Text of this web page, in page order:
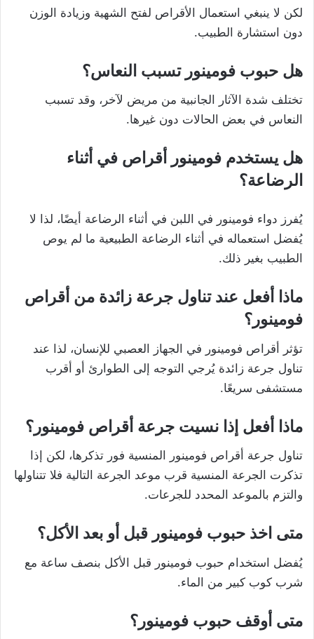
لكن لا ينبغي استعمال الأقراص لفتح الشهية وزيادة الوزن
دون استشارة الطبيب.
هل حبوب فومينور تسبب النعاس؟
تختلف شدة الآثار الجانبية من مريض لآخر، وقد تسبب
النعاس في بعض الحالات دون غيرها.
هل يستخدم فومينور أقراص في أثناء
الرضاعة؟
يُفرز دواء فومينور في اللبن في أثناء الرضاعة أيضًا، لذا لا
يُفضل استعماله في أثناء الرضاعة الطبيعية ما لم يوص
الطبيب بغير ذلك.
ماذا أفعل عند تناول جرعة زائدة من أقراص
فومينور؟
تؤثر أقراص فومينور في الجهاز العصبي للإنسان، لذا عند
تناول جرعة زائدة يُرجي التوجه إلى الطوارئ أو أقرب
مستشفى سريعًا.
ماذا أفعل إذا نسيت جرعة أقراص فومينور؟
تناول جرعة أقراص فومينور المنسية فور تذكرها، لكن إذا
تذكرت الجرعة المنسية قرب موعد الجرعة التالية فلا تتناولها
والتزم بالموعد المحدد للجرعات.
متى اخذ حبوب فومينور قبل أو بعد الأكل؟
يُفضل استخدام حبوب فومينور قبل الأكل بنصف ساعة مع
شرب كوب كبير من الماء.
متى أوقف حبوب فومينور؟